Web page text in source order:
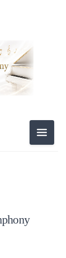
メニュ